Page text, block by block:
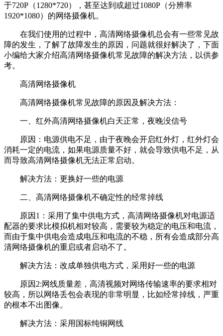
于720P（1280*720），甚至达到或超过1080P（分辨率
1920*1080）的网络摄像机。
在我们使用的过程中，高清网络摄像机总会有一些常见故
障的发生，了解了故障发生的原因，问题就很好解决了，下面
小编给大家介绍高清网络摄像机常见故障的解决方法，以供参
考。
高清网络摄像机
高清网络摄像机常见故障的原因及解决方法：
一、红外高清网络摄像机白天正常，夜晚没信号
原因：电源供电不足，由于夜晚会开启红外灯，红外灯会
消耗一定的电流，如果电源质量不好，就会导致供电不足，从
而导致高清网络摄像机无法正常启动。
解决方法：更换好一些的电源
二、高清网络摄像机不确定性的经常掉线
原因1：采用了集中供电方式，高清网络摄像机对电源适
配器的要求比模拟机相对较高，需要较为稳定的电压和电流，
而由于集中供电会造成电压和电流的不稳，所有会造成部分高
清网络摄像机的重启或者启动不了。
解决方法：改成单独供电方式，采用好一些的电源
原因2:网线质量差，高清视频对网络传输速率的要求相对
较高，所以网络丢包会表现的非常明显，比如经常掉线，严重
的根本不出图像。
解决方法：采用国标纯铜网线